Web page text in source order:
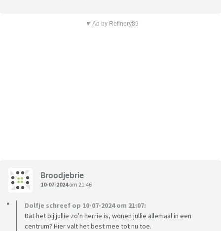
▼ Ad by Refinery89
Broodjebrie
10-07-2024om 21:46
Dolfje schreef op 10-07-2024 om 21:07:
Dat het bij jullie zo'n herrie is, wonen jullie allemaal in een
centrum? Hier valt het best mee tot nu toe.